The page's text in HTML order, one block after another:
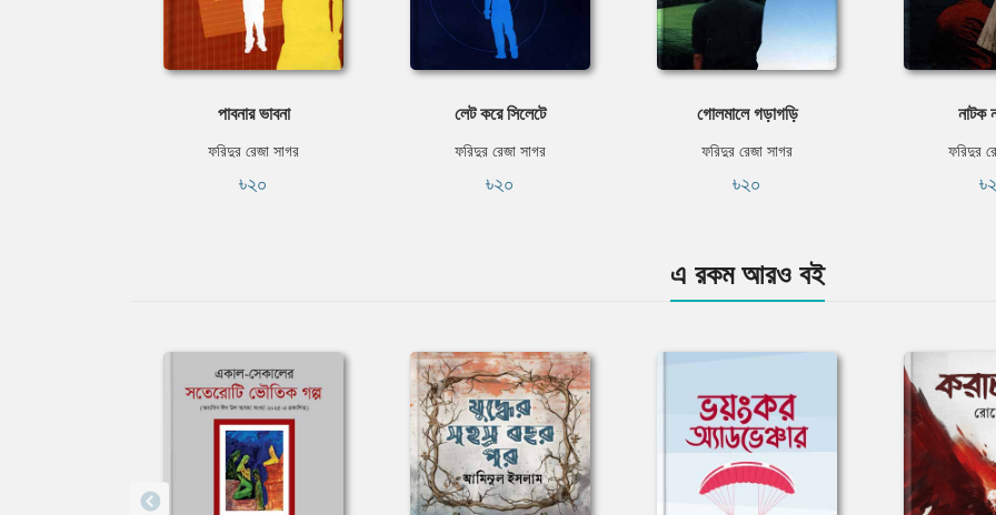
পাবনার ভাবনা
ফরিদুর রেজা সাগর
৳২০
লেট করে সিলেটে
ফরিদুর রেজা সাগর
৳২০
গোলমালে গড়াগড়ি
ফরিদুর রেজা সাগর
৳২০
নাটক
ফরিদুর
এ রকম আরও বই